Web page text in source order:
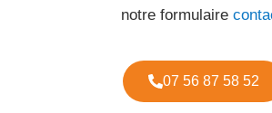
notre formulaire
07 56 87 58 52